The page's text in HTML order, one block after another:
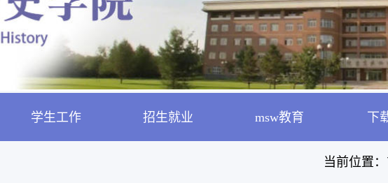
学生工作 招生就业 msw教育 下
当前位置：